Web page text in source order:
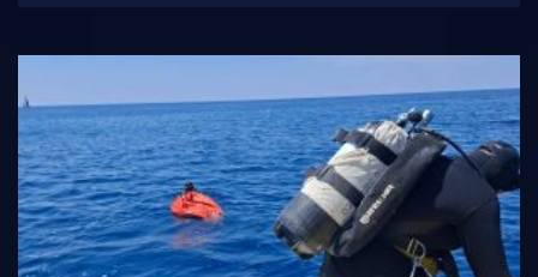
AIDA Lastovo Super